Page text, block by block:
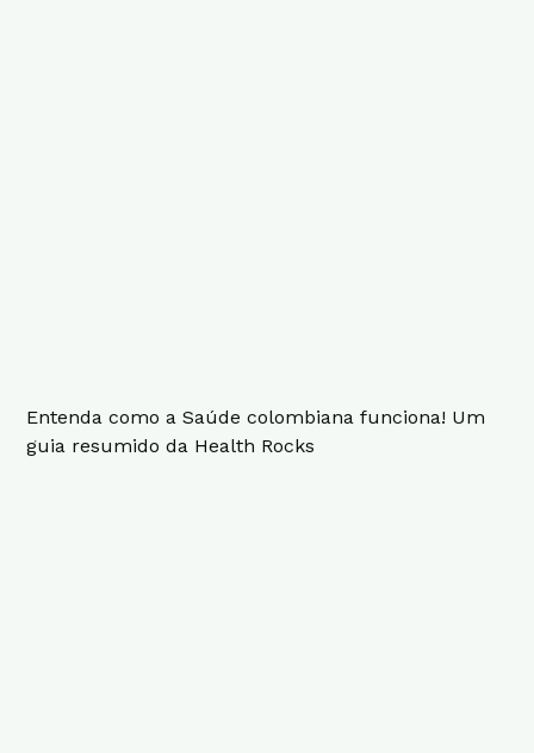
Entenda como a Saúde colombiana funciona! Um
guia resumido da Health Rocks